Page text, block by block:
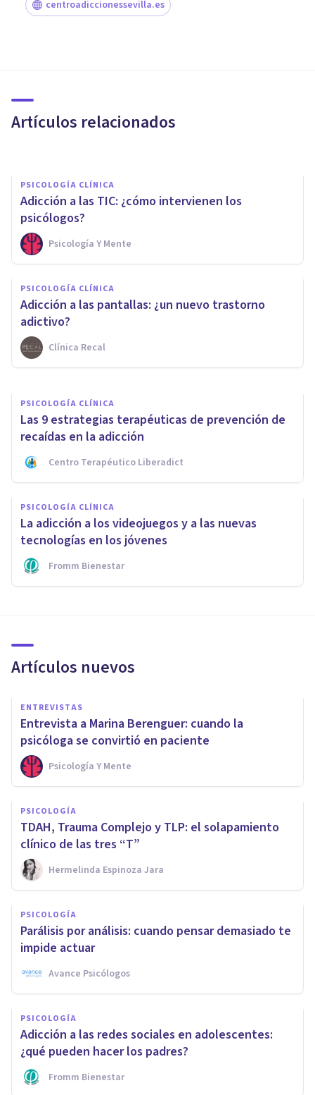
centroadiccionessevilla.es
Artículos relacionados
asociados
PSICOLOGÍA CLÍNICA
Adicción a las TIC: ¿cómo intervienen los
psicólogos?
Psicología Y Mente
PSICOLOGÍA CLÍNICA
Adicción a las pantallas: ¿un nuevo trastorno
adictivo?
Clínica Recal
PSICOLOGÍA CLÍNICA
Por qué acudir a un psiquiatra:
9 razones por las que ir a su
consulta
Avance Psicólogos
PSICOLOGÍA CLÍNICA
Las 9 estrategias terapéuticas de prevención de
recaídas en la adicción
Centro Terapéutico Liberadict
PSICOLOGÍA CLÍNICA
La adicción a los videojuegos y a las nuevas
tecnologías en los jóvenes
Fromm Bienestar
Artículos nuevos
ENTREVISTAS
Entrevista a Marina Berenguer: cuando la
psicóloga se convirtió en paciente
Psicología Y Mente
PSICOLOGÍA
TDAH, Trauma Complejo y TLP: el solapamiento
clínico de las tres “T”
Hermelinda Espinoza Jara
PSICOLOGÍA
Parálisis por análisis: cuando pensar demasiado te
impide actuar
Avance Psicólogos
PSICOLOGÍA
Adicción a las redes sociales en adolescentes:
¿qué pueden hacer los padres?
Fromm Bienestar